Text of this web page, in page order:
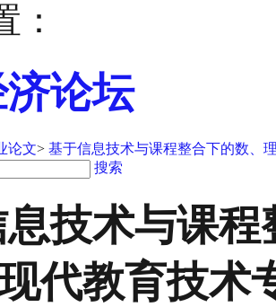
：
论坛
论文> 基于信息技术与课程整合下的数、
搜索
技术与课
代教育技术